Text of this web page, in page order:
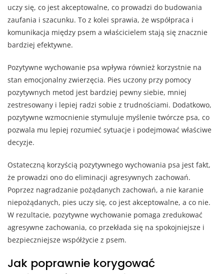
uczy się, co jest akceptowalne, co prowadzi do budowania
zaufania i szacunku. To z kolei sprawia, że współpraca i
komunikacja między psem a właścicielem stają się znacznie
bardziej efektywne.
Pozytywne wychowanie psa wpływa również korzystnie na
stan emocjonalny zwierzęcia. Pies uczony przy pomocy
pozytywnych metod jest bardziej pewny siebie, mniej
zestresowany i lepiej radzi sobie z trudnościami. Dodatkowo,
pozytywne wzmocnienie stymuluje myślenie twórcze psa, co
pozwala mu lepiej rozumieć sytuacje i podejmować właściwe
decyzje.
Ostateczną korzyścią pozytywnego wychowania psa jest fakt,
że prowadzi ono do eliminacji agresywnych zachowań.
Poprzez nagradzanie pożądanych zachowań, a nie karanie
niepożądanych, pies uczy się, co jest akceptowalne, a co nie.
W rezultacie, pozytywne wychowanie pomaga zredukować
agresywne zachowania, co przekłada się na spokojniejsze i
bezpieczniejsze współżycie z psem.
Jak poprawnie korygować